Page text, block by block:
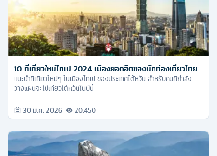
10 ที่เที่ยวใหม่ไทเป 2024 เมืองยอดฮิตของนักท่องเที่ยวไทย
แนะนำที่เที่ยวใหม่ๆ ในเมืองไทเป ของประเทศไต้หวัน สำหรับคนที่กำลัง
วางแผนจะไปเที่ยวไต้หวันในปีนี้
30 ม.ค. 2026 20,450